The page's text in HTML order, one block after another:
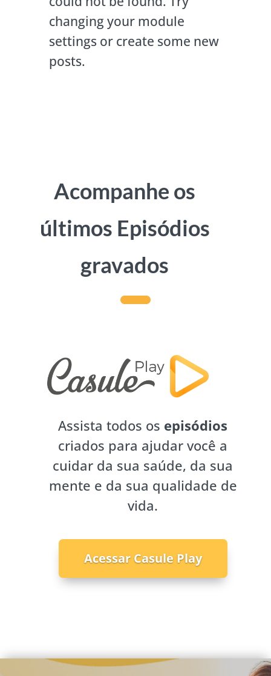
changing your module
settings or create some new
posts.
Acompanhe os
últimos Episódios
gravados
Assista todos os episódios
criados para ajudar você a
cuidar da sua saúde, da sua
mente e da sua qualidade de
vida.
Acessar Casule Play